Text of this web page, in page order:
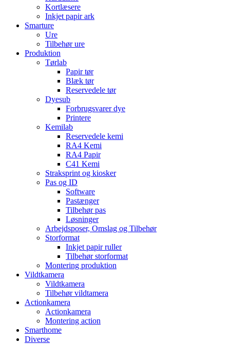
Kortlæsere
Inkjet papir ark
Smarture
Ure
Tilbehør ure
Produktion
Tørlab
Papir tør
Blæk tør
Reservedele tør
Dyesub
Forbrugsvarer dye
Printere
Kemilab
Reservedele kemi
RA4 Kemi
RA4 Papir
C41 Kemi
Straksprint og kiosker
Pas og ID
Software
Pastænger
Tilbehør pas
Løsninger
Arbejdsposer, Omslag og Tilbehør
Storformat
Inkjet papir ruller
Tilbehør storformat
Montering produktion
Vildtkamera
Vildtkamera
Tilbehør vildtamera
Actionkamera
Actionkamera
Montering action
Smarthome
Diverse